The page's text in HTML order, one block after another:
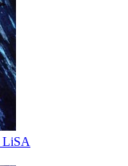
LiSA